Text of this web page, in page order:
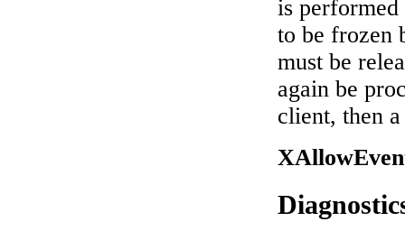
is
to be frozen
must be
again be
client, then